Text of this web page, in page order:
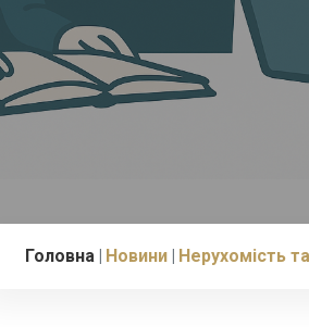
Головна Новини Нерухомість